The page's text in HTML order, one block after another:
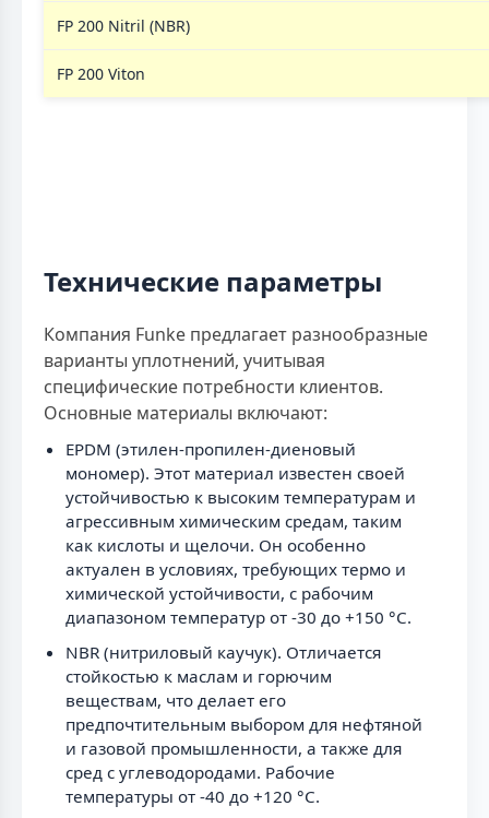
FP 200 Nitril (NBR)
FP 200 Viton
Технические параметры
Компания Funke предлагает разнообразные
варианты уплотнений, учитывая
специфические потребности клиентов.
Основные материалы включают:
EPDM (этилен-пропилен-диеновый
мономер). Этот материал известен своей
устойчивостью к высоким температурам и
агрессивным химическим средам, таким
как кислоты и щелочи. Он особенно
актуален в условиях, требующих термо и
химической устойчивости, с рабочим
диапазоном температур от -30 до +150 °C.
NBR (нитриловый каучук). Отличается
стойкостью к маслам и горючим
веществам, что делает его
предпочтительным выбором для нефтяной
и газовой промышленности, а также для
сред с углеводородами. Рабочие
температуры от -40 до +120 °C.